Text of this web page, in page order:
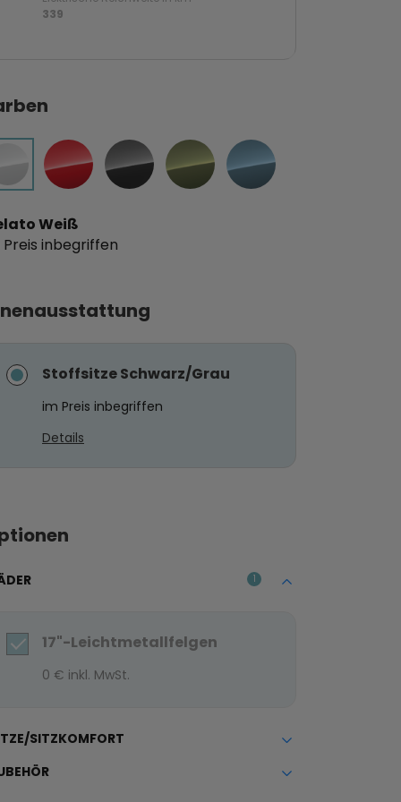
339
Weiß
Preis inbegriffen
Stoffsitze Schwarz/Grau
im Preis inbegriffen
Details
1
17"-Leichtmetallfelgen
0 € inkl. MwSt.
SITZKOMFORT